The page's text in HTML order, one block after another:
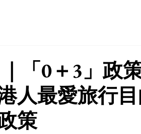
「0＋3」政
人最愛旅行
策